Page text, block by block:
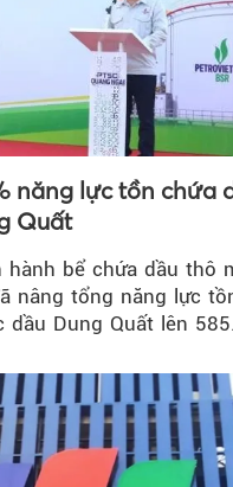
năng lực tồn chứa
Quất
hành bể chứa dầu thô
nâng tổng năng lực
dầu Dung Quất lên